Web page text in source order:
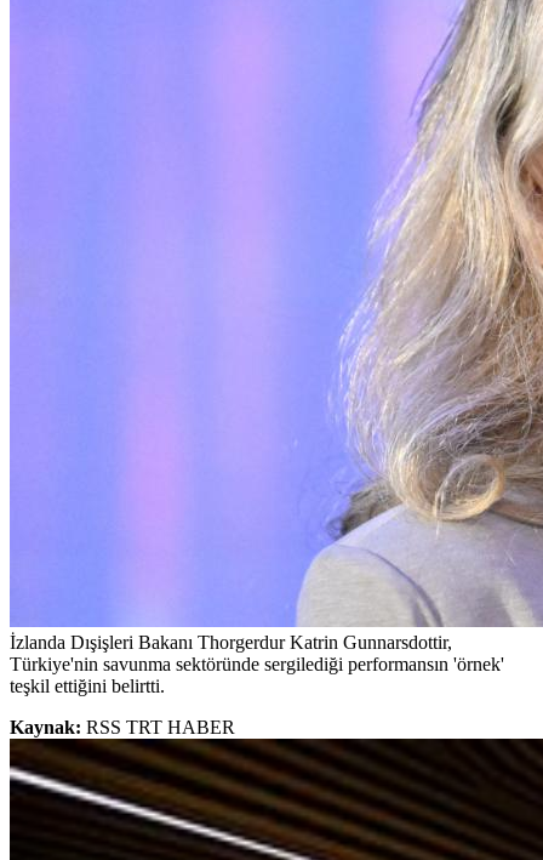
İzlanda Dışişleri Bakanı Thorgerdur Katrin Gunnarsdottir,
Türkiye'nin savunma sektöründe sergilediği performansın 'örnek'
teşkil ettiğini belirtti.
Kaynak: RSS TRT HABER